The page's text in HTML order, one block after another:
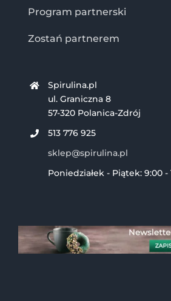
Program partnerski
Zostań partnerem
Spirulina.pl
ul. Graniczna 8
57-320 Polanica-Zdrój
513 776 925
sklep@spirulina.pl
Poniedziałek - Piątek: 9:00 -